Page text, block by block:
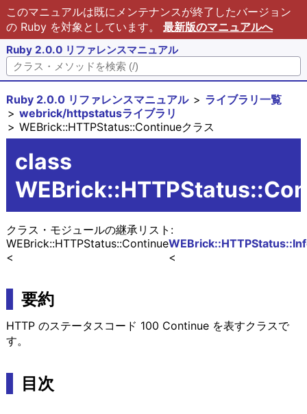
このマニュアルは既にメンテナンスが終了したバージョン
の Ruby を対象としています。 最新版のマニュアルへ
Ruby 2.0.0 リファレンスマニュアル
Ruby 2.0.0 リファレンスマニュアル
ライブラリ一覧
webrick/httpstatusライブラリ
WEBrick::HTTPStatus::Continueクラス
class
クラス・モジュールの継承リスト:
WEBrick::HTTPStatus::Continue
要約
HTTP のステータスコード 100 Continue を表すクラスで
す。
目次